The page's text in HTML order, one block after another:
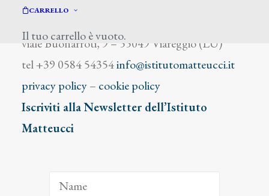
CARRELLO
Il tuo carrello è vuoto.
viale Buonarroti, 9 – 55049 Viareggio (LU)
tel +39 0584 54354info@istitutomatteucci.it
privacy policy– cookie policy
Iscriviti alla Newsletter dell’Istituto
Matteucci